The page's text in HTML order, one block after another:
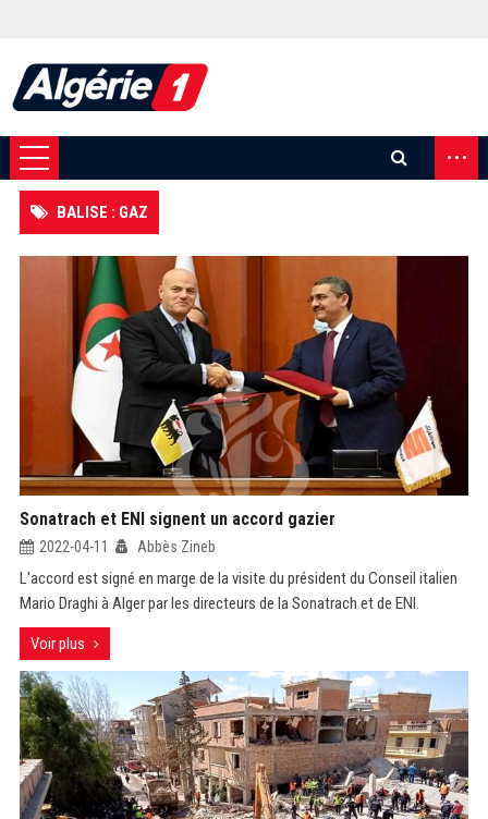
...
BALISE : GAZ
Sonatrach et ENI signent un accord gazier
2022-04-11 Abbès Zineb
L'accord est signé en marge de la visite du président du Conseil italien
Mario Draghi à Alger par les directeurs de la Sonatrach et de ENI.
Voir plus